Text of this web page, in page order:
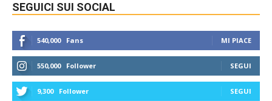
SEGUICI SUI SOCIAL
540,000 Fans MI PIACE
550,000 Follower SEGUI
9,300 Follower SEGUI